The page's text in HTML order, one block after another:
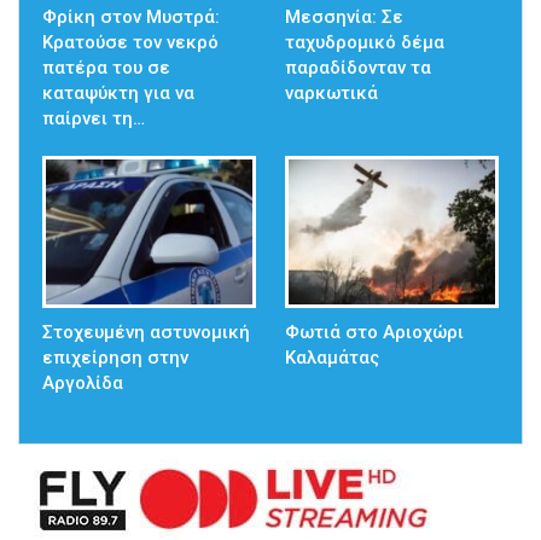
Φρίκη στον Μυστρά:
Κρατούσε τον νεκρό
πατέρα του σε
καταψύκτη για να
παίρνει τη…
Μεσσηνία: Σε
ταχυδρομικό δέμα
παραδίδονταν τα
ναρκωτικά
Στοχευμένη αστυνομική
επιχείρηση στην
Αργολίδα
Φωτιά στο Αριοχώρι
Καλαμάτας